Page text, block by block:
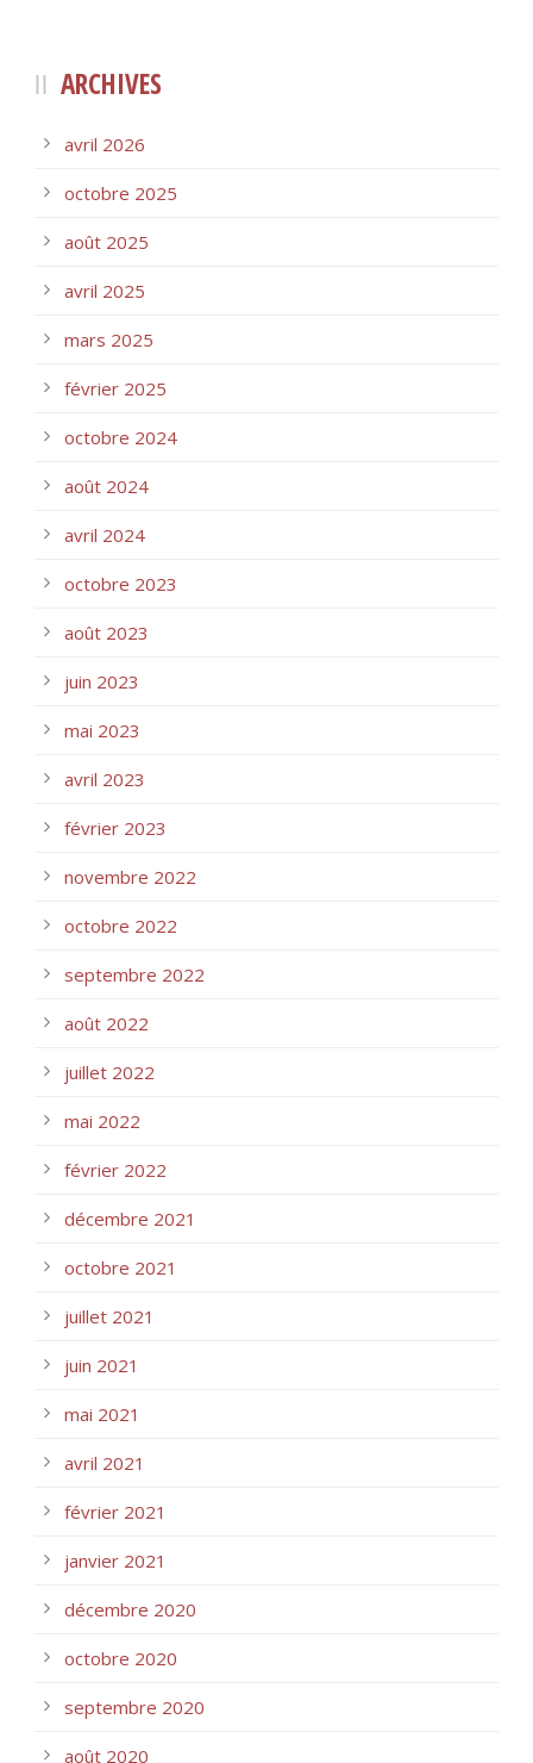
ARCHIVES
avril 2026
octobre 2025
août 2025
avril 2025
mars 2025
février 2025
octobre 2024
août 2024
avril 2024
octobre 2023
août 2023
juin 2023
mai 2023
avril 2023
février 2023
novembre 2022
octobre 2022
septembre 2022
août 2022
juillet 2022
mai 2022
février 2022
décembre 2021
octobre 2021
juillet 2021
juin 2021
mai 2021
avril 2021
février 2021
janvier 2021
décembre 2020
octobre 2020
septembre 2020
août 2020